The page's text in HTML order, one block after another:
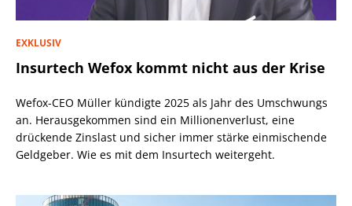
EXKLUSIV
Insurtech Wefox kommt nicht aus der Krise
Wefox-CEO Müller kündigte 2025 als Jahr des Umschwungs
an. Herausgekommen sind ein Millionenverlust, eine
drückende Zinslast und sicher immer stärke einmischende
Geldgeber. Wie es mit dem Insurtech weitergeht.